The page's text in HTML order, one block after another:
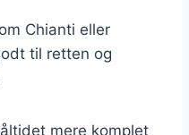
Chianti eller
til retten og
mere komplet